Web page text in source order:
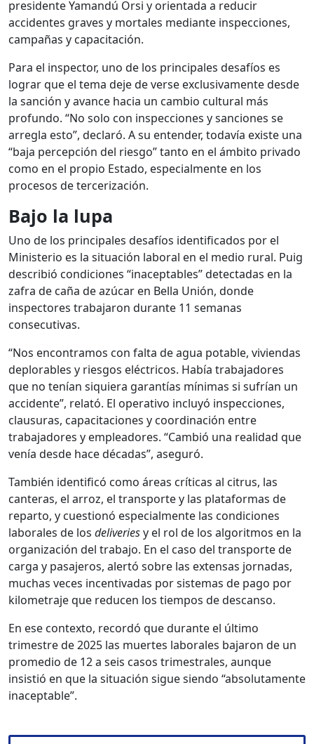
presidente Yamandú Orsi y orientada a reducir
accidentes graves y mortales mediante inspecciones,
campañas y capacitación.
Para el inspector, uno de los principales desafíos es
lograr que el tema deje de verse exclusivamente desde
la sanción y avance hacia un cambio cultural más
profundo. “No solo con inspecciones y sanciones se
arregla esto”, declaró. A su entender, todavía existe una
“baja percepción del riesgo” tanto en el ámbito privado
como en el propio Estado, especialmente en los
procesos de tercerización.
Bajo la lupa
Uno de los principales desafíos identificados por el
Ministerio es la situación laboral en el medio rural. Puig
describió condiciones “inaceptables” detectadas en la
zafra de caña de azúcar en Bella Unión, donde
inspectores trabajaron durante 11 semanas
consecutivas.
“Nos encontramos con falta de agua potable, viviendas
deplorables y riesgos eléctricos. Había trabajadores
que no tenían siquiera garantías mínimas si sufrían un
accidente”, relató. El operativo incluyó inspecciones,
clausuras, capacitaciones y coordinación entre
trabajadores y empleadores. “Cambió una realidad que
venía desde hace décadas”, aseguró.
También identificó como áreas críticas al citrus, las
canteras, el arroz, el transporte y las plataformas de
reparto, y cuestionó especialmente las condiciones
laborales de los deliveriesy el rol de los algoritmos en la
organización del trabajo. En el caso del transporte de
carga y pasajeros, alertó sobre las extensas jornadas,
muchas veces incentivadas por sistemas de pago por
kilometraje que reducen los tiempos de descanso.
En ese contexto, recordó que durante el último
trimestre de 2025 las muertes laborales bajaron de un
promedio de 12 a seis casos trimestrales, aunque
insistió en que la situación sigue siendo “absolutamente
inaceptable”.